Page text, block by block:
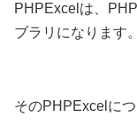
PHPExcelは、
ブラリになります。
そのPHPExcelに